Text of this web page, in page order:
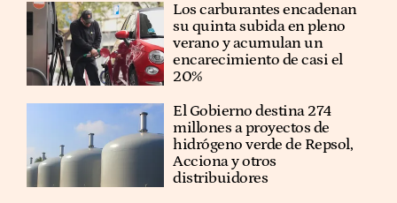
Los carburantes encadenan
su quinta subida en pleno
verano y acumulan un
encarecimiento de casi el
20%
El Gobierno destina 274
millones a proyectos de
hidrógeno verde de Repsol,
Acciona y otros
distribuidores